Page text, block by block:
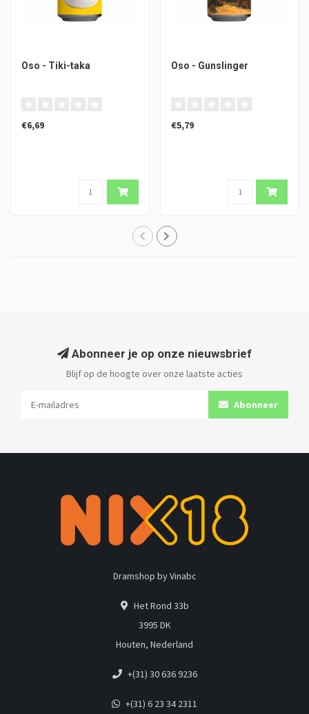
Oso - Tiki-taka
€6,69
Oso - Gunslinger
€5,79
Abonneer je op onze nieuwsbrief
Blijf op de hoogte over onze laatste acties
Abonneer
Dramshop by Vinabc
Het Rond 33b
3995 DK
Houten, Nederland
+(31) 30 636 9236
+(31) 6 23 34 2311